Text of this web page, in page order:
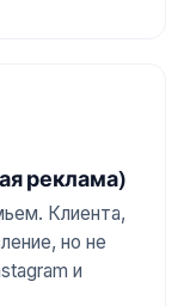
реклама)
Клиента,
но не
и